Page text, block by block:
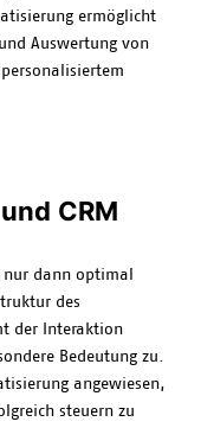
ermöglicht
Auswertung von
CRM
dann optimal
des
der Interaktion
Bedeutung zu.
angewiesen,
steuern zu